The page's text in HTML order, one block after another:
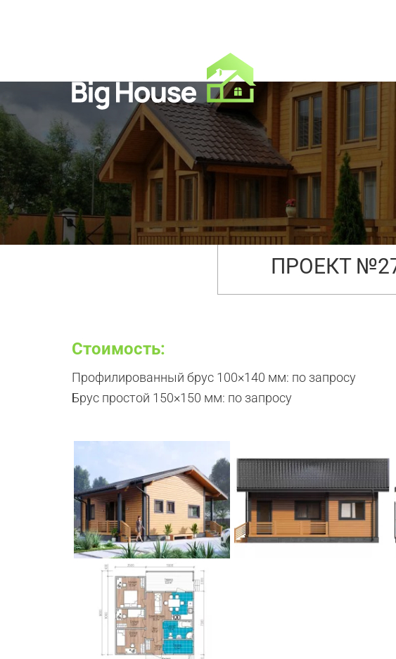
→ Проекты Проекты быстровозводимых домов
ПРОЕКТ
Стоимость:
Профилированный брус 100×140 мм: по запросу
Брус простой 150×150 мм: по запросу